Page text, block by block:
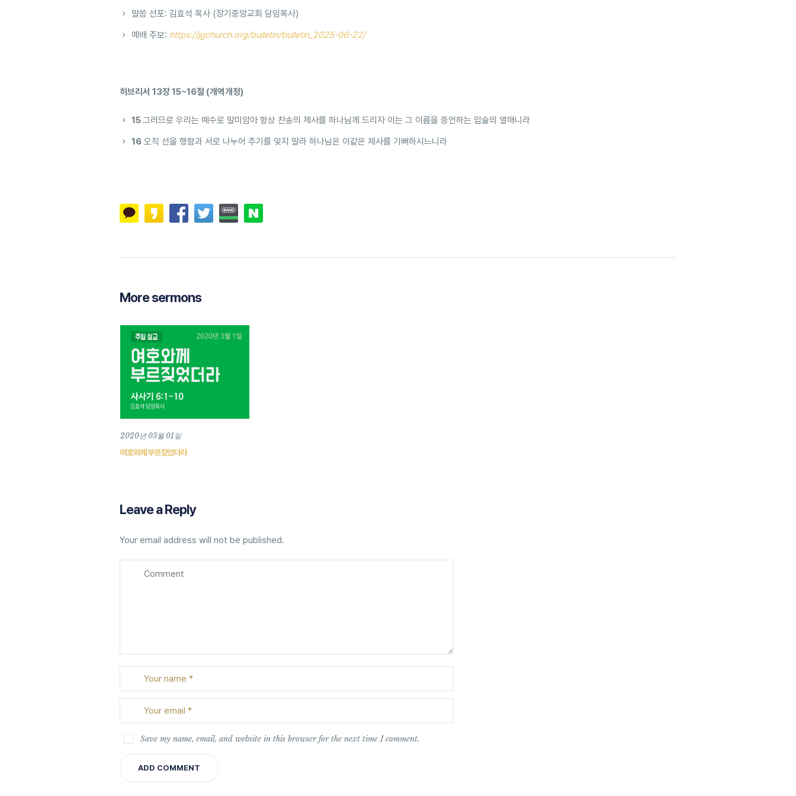
말씀 선포: 김효석 목사 (장기중앙교회 담임목사)
예배 주보: https://jgchurch.org/bulletin/bulletin_2025-06-22/
히브리서 13장 15~16절 (개역개정)
15그러므로 우리는 예수로 말미암아 항상 찬송의 제사를 하나님께 드리자 이는 그 이름을 증언하는 입술의 열매니라
16오직 선을 행함과 서로 나누어 주기를 잊지 말라 하나님은 이같은 제사를 기뻐하시느니라
More sermons
2020년 03월 01일
여호와께 부르짖었더라
Leave a Reply
Your email address will not be published.
Save my name, email, and website in this browser for the next time I comment.